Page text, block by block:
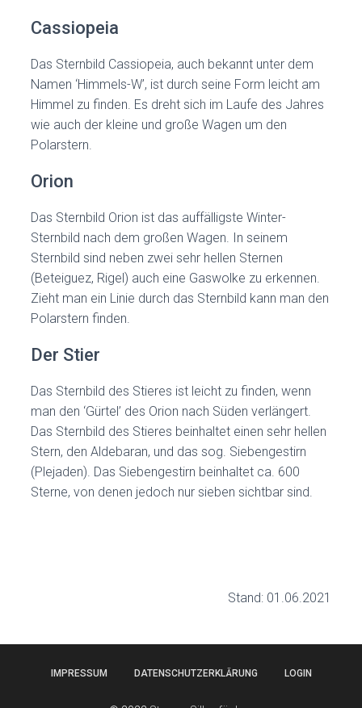
Cassiopeia
Das Sternbild Cassiopeia, auch bekannt unter dem
Namen ‘Himmels-W’, ist durch seine Form leicht am
Himmel zu finden. Es dreht sich im Laufe des Jahres
wie auch der kleine und große Wagen um den
Polarstern.
Orion
Das Sternbild Orion ist das auffälligste Winter-
Sternbild nach dem großen Wagen. In seinem
Sternbild sind neben zwei sehr hellen Sternen
(Beteiguez, Rigel) auch eine Gaswolke zu erkennen.
Zieht man ein Linie durch das Sternbild kann man den
Polarstern finden.
Der Stier
Das Sternbild des Stieres ist leicht zu finden, wenn
man den ‘Gürtel’ des Orion nach Süden verlängert.
Das Sternbild des Stieres beinhaltet einen sehr hellen
Stern, den Aldebaran, und das sog. Siebengestirn
(Plejaden). Das Siebengestirn beinhaltet ca. 600
Sterne, von denen jedoch nur sieben sichtbar sind.
Stand: 01.06.2021
IMPRESSUM DATENSCHUTZERKLÄRUNG LOGIN